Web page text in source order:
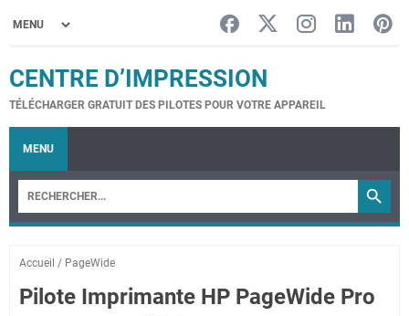
CENTRE D’IMPRESSION
TÉLÉCHARGER GRATUIT DES PILOTES POUR VOTRE APPAREIL
MENU
Accueil / PageWide
Pilote Imprimante HP PageWide Pro